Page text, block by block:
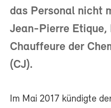
das Personal nicht
Jean-Pierre Etique,
Chauffeure der
(CJ).
Im Mai 2017 kündigte